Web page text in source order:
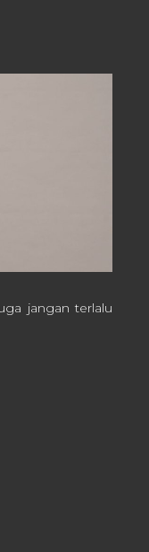
jangan terlalu